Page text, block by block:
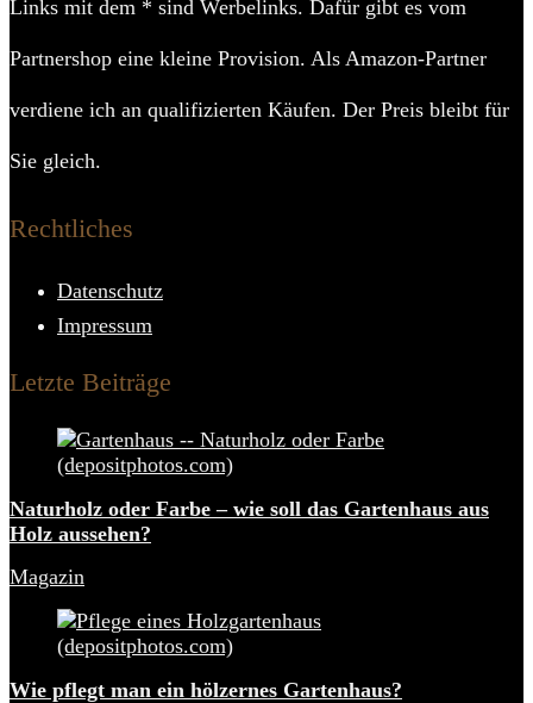
Links mit dem * sind Werbelinks. Dafür gibt es vom
Partnershop eine kleine Provision. Als Amazon-Partner
verdiene ich an qualifizierten Käufen. Der Preis bleibt für
Sie gleich.
Rechtliches
Datenschutz
Impressum
Letzte Beiträge
Naturholz oder Farbe – wie soll das Gartenhaus aus
Holz aussehen?
Magazin
Wie pflegt man ein hölzernes Gartenhaus?